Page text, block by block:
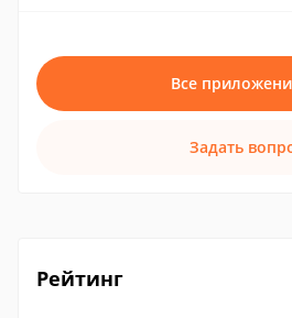
Все
Задать
Рейтинг